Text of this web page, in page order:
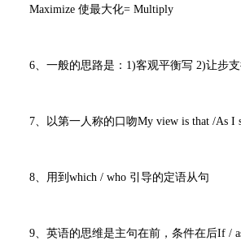
Maximize 使最大化= Multiply
6、一般的思路是：1)客观平衡写 2)让步支
7、以第一人称的口吻My view is that /As I
8、用到which / who 引导的定语从句
9、英语的思维是主句在前，条件在后If / as